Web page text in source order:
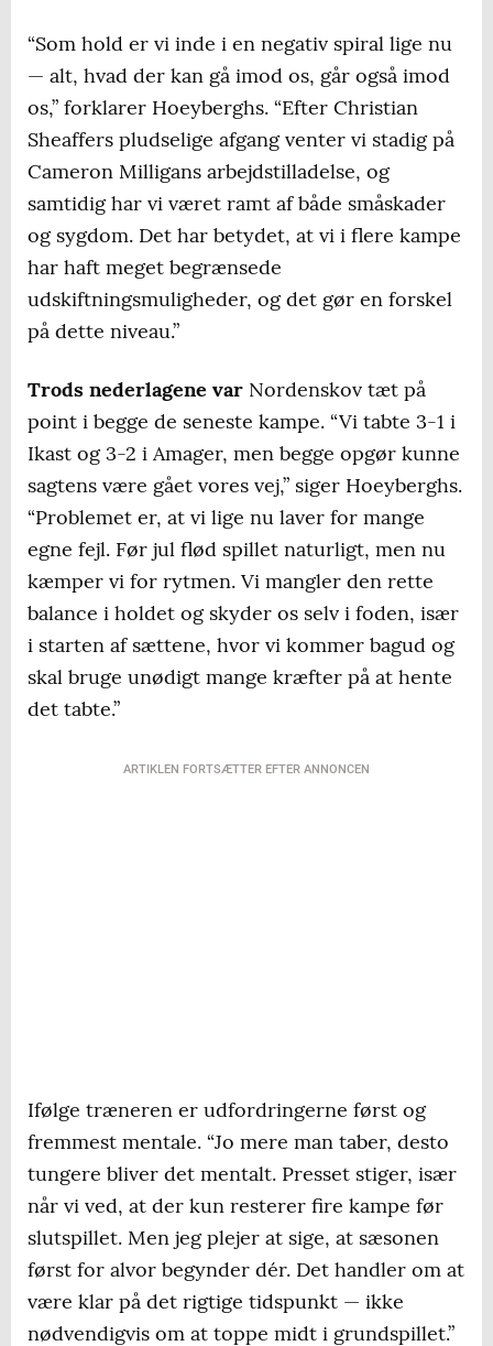
“Som hold er vi inde i en negativ spiral lige nu
— alt, hvad der kan gå imod os, går også imod
os,” forklarer Hoeyberghs. “Efter Christian
Sheaffers pludselige afgang venter vi stadig på
Cameron Milligans arbejdstilladelse, og
samtidig har vi været ramt af både småskader
og sygdom. Det har betydet, at vi i flere kampe
har haft meget begrænsede
udskiftningsmuligheder, og det gør en forskel
på dette niveau.”
Trods nederlagene var Nordenskov tæt på
point i begge de seneste kampe. “Vi tabte 3-1 i
Ikast og 3-2 i Amager, men begge opgør kunne
sagtens være gået vores vej,” siger Hoeyberghs.
“Problemet er, at vi lige nu laver for mange
egne fejl. Før jul flød spillet naturligt, men nu
kæmper vi for rytmen. Vi mangler den rette
balance i holdet og skyder os selv i foden, især
i starten af sættene, hvor vi kommer bagud og
skal bruge unødigt mange kræfter på at hente
det tabte.”
ARTIKLEN FORTSÆTTER EFTER ANNONCEN
Ifølge træneren er udfordringerne først og
fremmest mentale. “Jo mere man taber, desto
tungere bliver det mentalt. Presset stiger, især
når vi ved, at der kun resterer fire kampe før
slutspillet. Men jeg plejer at sige, at sæsonen
først for alvor begynder dér. Det handler om at
være klar på det rigtige tidspunkt — ikke
nødvendigvis om at toppe midt i grundspillet.”